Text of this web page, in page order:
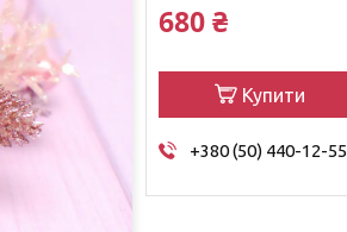
680 ₴
Купити
+380 (50) 440-12-55